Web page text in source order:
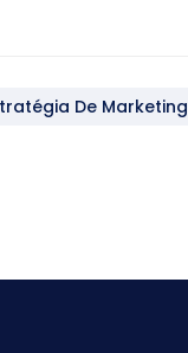
De Marketing